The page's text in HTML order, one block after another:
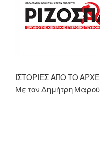
ΙΣΤΟΡΙΕΣ ΑΠΟ ΤΟ
Με τον Δημήτρη